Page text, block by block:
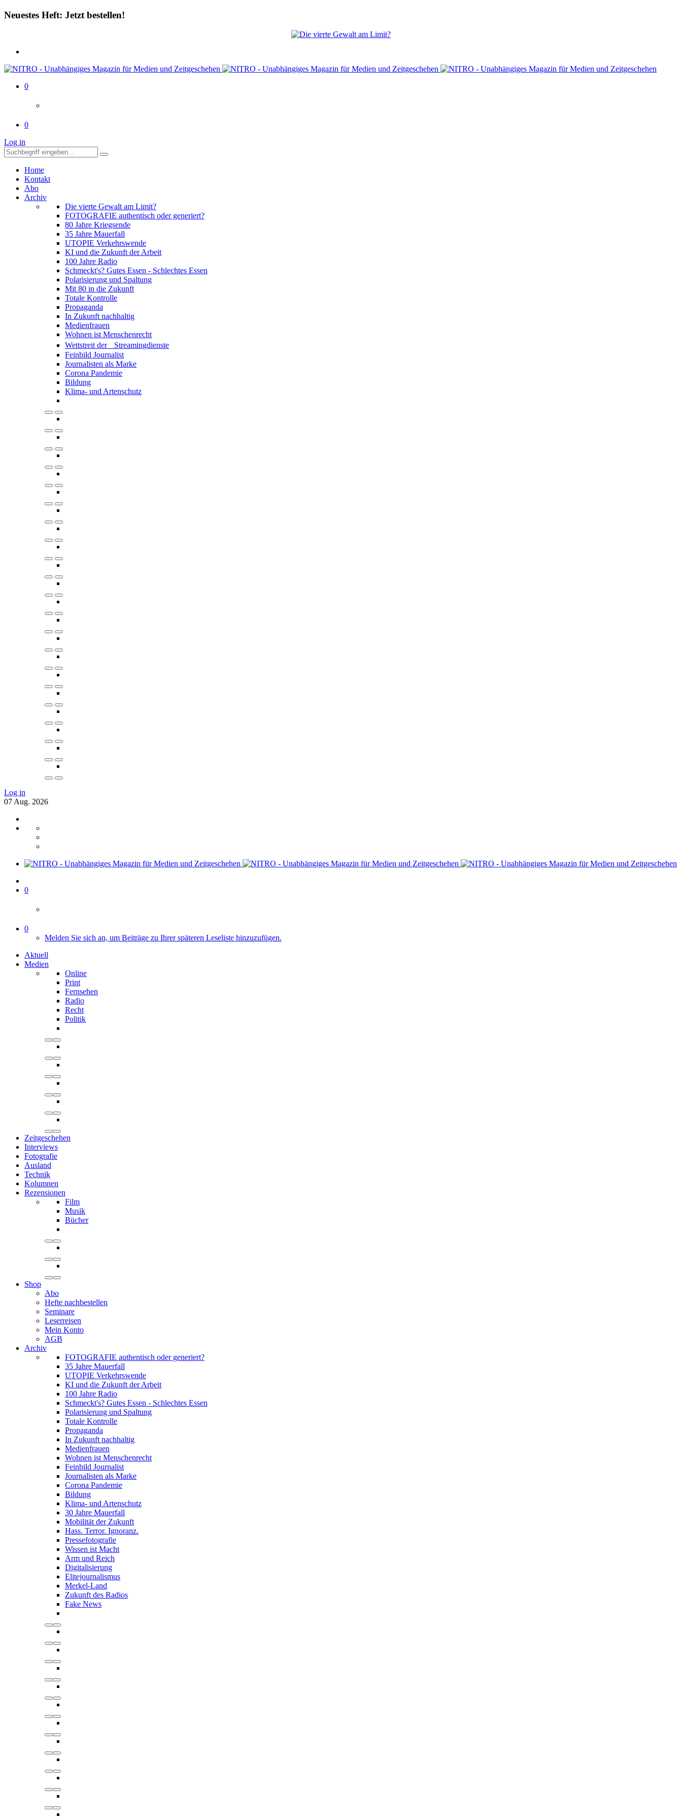
Neuestes Heft: Jetzt bestellen!
0
0
Log in
Home
Kontakt
Abo
Archiv
Die vierte Gewalt am Limit?
FOTOGRAFIE authentisch oder generiert?
80 Jahre Kriegsende
35 Jahre Mauerfall
UTOPIE Verkehrswende
KI und die Zukunft der Arbeit
100 Jahre Radio
Schmeckt's? Gutes Essen - Schlechtes Essen
Polarisierung und Spaltung
Mit 80 in die Zukunft
Totale Kontrolle
Propaganda
In Zukunft nachhaltig
Medienfrauen
Wohnen ist Menschenrecht
Wettstreit der Streamingdienste
Feinbild Journalist
Journalisten als Marke
Corona Pandemie
Bildung
Klima- und Artenschutz
Log in
07 Aug. 2026
0
0
Melden Sie sich an, um Beiträge zu Ihrer späteren Leseliste hinzuzufügen.
Aktuell
Medien
Online
Print
Fernsehen
Radio
Recht
Politik
Zeitgeschehen
Interviews
Fotografie
Ausland
Technik
Kolumnen
Rezensionen
Film
Musik
Bücher
Shop
Abo
Hefte nachbestellen
Seminare
Leserreisen
Mein Konto
AGB
Archiv
FOTOGRAFIE authentisch oder generiert?
35 Jahre Mauerfall
UTOPIE Verkehrswende
KI und die Zukunft der Arbeit
100 Jahre Radio
Schmeckt's? Gutes Essen - Schlechtes Essen
Polarisierung und Spaltung
Totale Kontrolle
Propaganda
In Zukunft nachhaltig
Medienfrauen
Wohnen ist Menschenrecht
Feinbild Journalist
Journalisten als Marke
Corona Pandemie
Bildung
Klima- und Artenschutz
30 Jahre Mauerfall
Mobilität der Zukunft
Hass. Terror. Ignoranz.
Pressefotografie
Wissen ist Macht
Arm und Reich
Digitalisierung
Elitejournalismus
Merkel-Land
Zukunft des Radios
Fake News